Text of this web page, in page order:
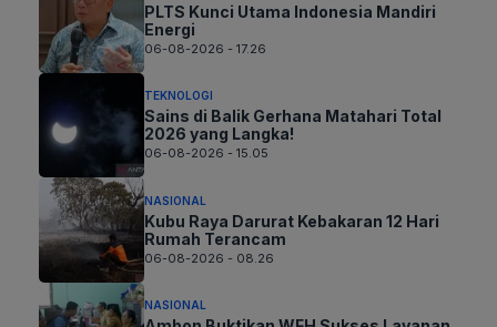
PLTS Kunci Utama Indonesia Mandiri
Energi
06-08-2026 - 17.26
TEKNOLOGI
Sains di Balik Gerhana Matahari Total
2026 yang Langka!
06-08-2026 - 15.05
NASIONAL
Kubu Raya Darurat Kebakaran 12 Hari
Rumah Terancam
06-08-2026 - 08.26
NASIONAL